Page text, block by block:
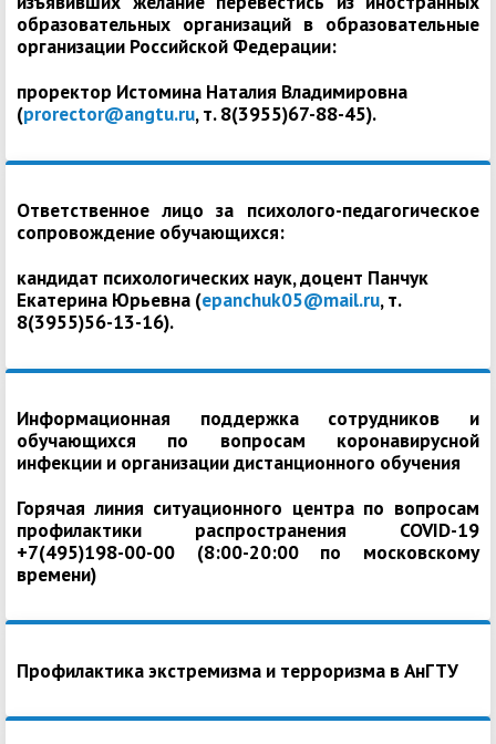
образовательных организаций в образовательные
организации Российской Федерации:
проректор Истомина Наталия Владимировна
(prorector@angtu.ru, т. 8(3955)67-88-45).
Ответственное лицо за психолого-педагогическое
сопровождение обучающихся:
кандидат психологических наук, доцент Панчук
Екатерина Юрьевна (epanchuk05@mail.ru, т.
8(3955)56-13-16).
Информационная поддержка сотрудников и
обучающихся по вопросам коронавирусной
инфекции и организации дистанционного обучения
Горячая линия ситуационного центра по вопросам
профилактики распространения COVID-19
+7(495)198-00-00 (8:00-20:00 по московскому
времени)
Профилактика экстремизма и терроризма в АнГТУ